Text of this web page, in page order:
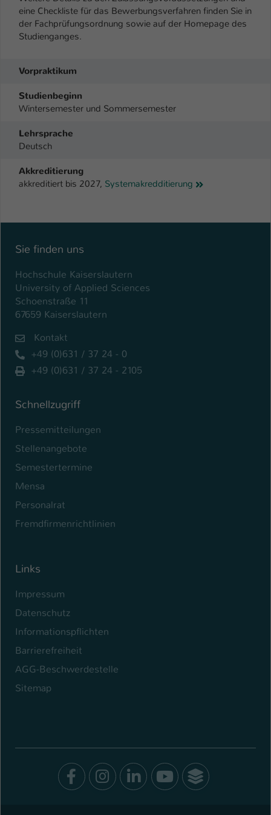
eine Checkliste für das Bewerbungsverfahren finden Sie in
der Fachprüfungsordnung sowie auf der Homepage des
Studienganges.
Vorpraktikum
Studienbeginn
Wintersemester und Sommersemester
Lehrsprache
Deutsch
Akkreditierung
akkreditiert bis 2027, Systemakredditierung
Sie finden uns
Hochschule Kaiserslautern
University of Applied Sciences
Schoenstraße 11
67659 Kaiserslautern
Kontakt
+49 (0)631 / 37 24 - 0
+49 (0)631 / 37 24 - 2105
Schnellzugriff
Pressemitteilungen
Stellenangebote
Semestertermine
Mensa
Personalrat
Fremdfirmenrichtlinien
Links
Impressum
Datenschutz
Informationspflichten
Barrierefreiheit
AGG-Beschwerdestelle
Sitemap
Facebook
Instagram
LinkedIn
Youtube
Zweck
Einstellungen. Unter anderem eine zufällig
generierte ID, für die historische
Speicherung Ihrer vorgenommen
Name
Laufzeit
Cookie von TYPO3. Es speichert im Fall
Name be_typo_user
Anbieter TYPO3
Laufzeit
Dieser Cookie teilt der Webseite mit, ob